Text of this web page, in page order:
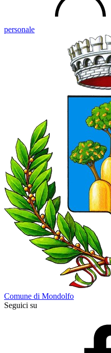
personale
Comune di Mondolfo
Seguici su